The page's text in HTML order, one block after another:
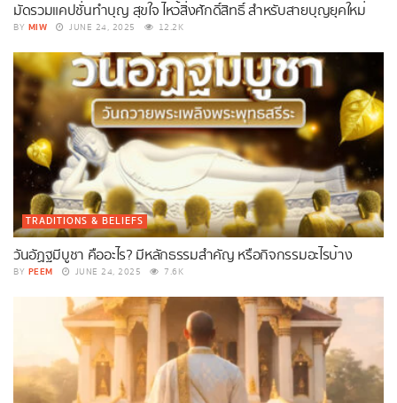
มัดรวมแคปชั่นทำบุญ สุขใจ ไหว้สิ่งศักดิ์สิทธิ์ สำหรับสายบุญยุคใหม่
BY MIW JUNE 24, 2025 12.2K
TRADITIONS & BELIEFS
วันอัฏฐมีบูชา คืออะไร? มีหลักธรรมสำคัญ หรือกิจกรรมอะไรบ้าง
BY PEEM JUNE 24, 2025 7.6K